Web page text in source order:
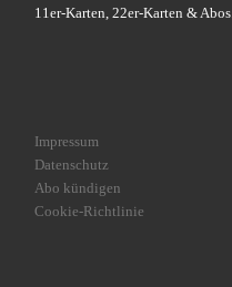
11er-Karten, 22er-Karten & Abos.
Impressum
Datenschutz
Abo kündigen
Cookie-Richtlinie